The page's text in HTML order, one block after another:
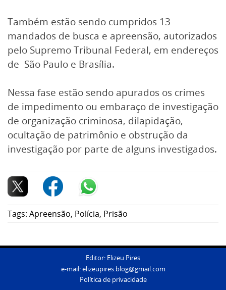
Também estão sendo cumpridos 13
mandados de busca e apreensão, autorizados
pelo Supremo Tribunal Federal, em endereços
de São Paulo e Brasília.
Nessa fase estão sendo apurados os crimes
de impedimento ou embaraço de investigação
de organização criminosa, dilapidação,
ocultação de patrimônio e obstrução da
investigação por parte de alguns investigados.
Tags: Apreensão, Polícia, Prisão
Editor: Elizeu Pires
e-mail:elizeupires.blog@gmail.com
Política de privacidade